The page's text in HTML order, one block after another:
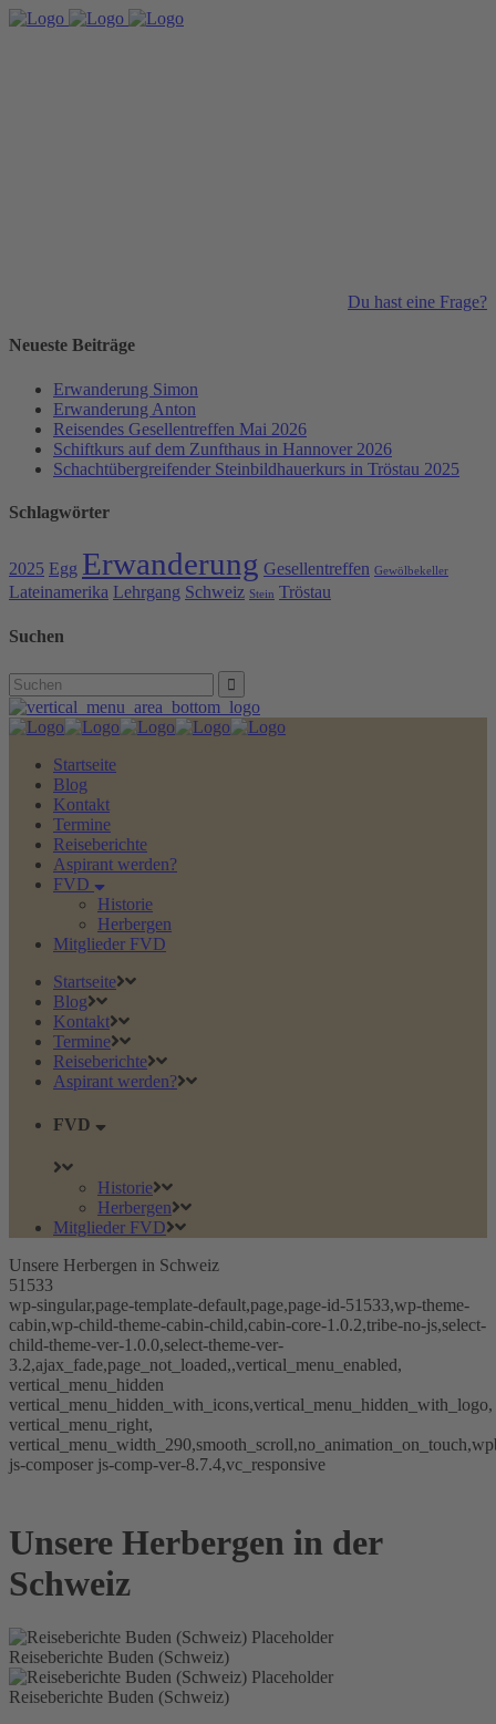
Du hast eine Frage?
Neueste Beiträge
Erwanderung Simon
Erwanderung Anton
Reisendes Gesellentreffen Mai 2026
Schiftkurs auf dem Zunfthaus in Hannover 2026
Schachtübergreifender Steinbildhauerkurs in Tröstau 2025
Schlagwörter
2025 Egg Erwanderung Gesellentreffen Gewölbekeller
Lateinamerika Lehrgang Schweiz Stein Tröstau
Suchen
Search
for:
Startseite
Blog
Kontakt
Termine
Reiseberichte
Aspirant werden?
FVD
Historie
Herbergen
Mitglieder FVD
Startseite
Blog
Kontakt
Termine
Reiseberichte
Aspirant werden?
FVD
Historie
Herbergen
Mitglieder FVD
Unsere Herbergen in Schweiz
51533
wp-singular,page-template-default,page,page-id-51533,wp-theme-
cabin,wp-child-theme-cabin-child,cabin-core-1.0.2,tribe-no-js,select-
child-theme-ver-1.0.0,select-theme-ver-
3.2,ajax_fade,page_not_loaded,,vertical_menu_enabled,
vertical_menu_hidden
vertical_menu_hidden_with_icons,vertical_menu_hidden_with_logo,
vertical_menu_right,
js-composer js-comp-ver-8.7.4,vc_responsive
Unsere Herbergen in Schweiz
Unsere Herbergen in der
Schweiz
Reiseberichte Buden (Schweiz)
Reiseberichte Buden (Schweiz)